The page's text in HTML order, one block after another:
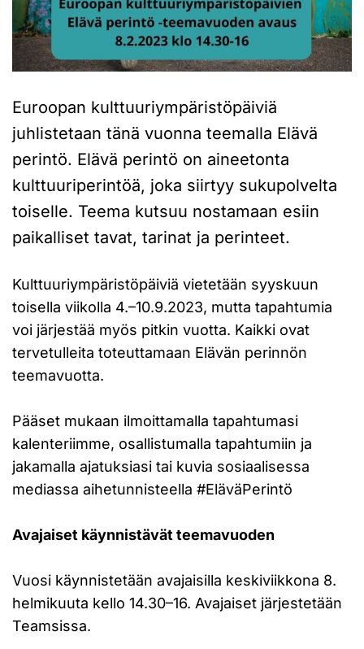
Euroopan kulttuuriympäristöpäiviä
juhlistetaan tänä vuonna teemalla Elävä
perintö. Elävä perintö on aineetonta
kulttuuriperintöä, joka siirtyy sukupolvelta
toiselle. Teema kutsuu nostamaan esiin
paikalliset tavat, tarinat ja perinteet.
Kulttuuriympäristöpäiviä vietetään syyskuun
toisella viikolla 4.–10.9.2023, mutta tapahtumia
voi järjestää myös pitkin vuotta. Kaikki ovat
tervetulleita toteuttamaan Elävän perinnön
teemavuotta.
Pääset mukaan ilmoittamalla tapahtumasi
kalenteriimme, osallistumalla tapahtumiin ja
jakamalla ajatuksiasi tai kuvia sosiaalisessa
mediassa aihetunnisteella #EläväPerintö
Avajaiset käynnistävät teemavuoden
Vuosi käynnistetään avajaisilla keskiviikkona 8.
helmikuuta kello 14.30–16. Avajaiset järjestetään
Teamsissa.